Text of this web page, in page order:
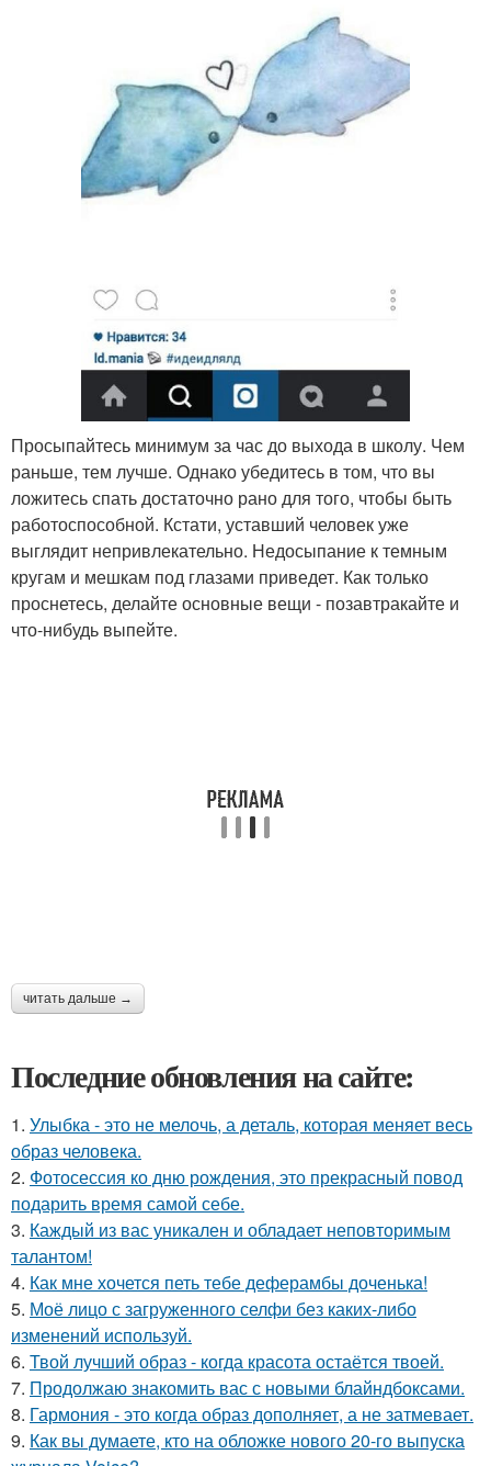
Просыпайтесь минимум за час до выхода в школу. Чем
раньше, тем лучше. Однако убедитесь в том, что вы
ложитесь спать достаточно рано для того, чтобы быть
работоспособной. Кстати, уставший человек уже
выглядит непривлекательно. Недосыпание к темным
кругам и мешкам под глазами приведет. Как только
проснетесь, делайте основные вещи - позавтракайте и
что-нибудь выпейте.
читать дальше →
Последние обновления на сайте:
1. Улыбка - это не мелочь, а деталь, которая меняет весь
образ человека.
2. Фотосессия ко дню рождения, это прекрасный повод
подарить время самой себе.
3. Каждый из вас уникален и обладает неповторимым
талантом!
4. Как мне хочется петь тебе деферамбы доченька!
5. Моё лицо с загруженного селфи без каких-либо
изменений используй.
6. Твой лучший образ - когда красота остаётся твоей.
7. Продолжаю знакомить вас с новыми блайндбоксами.
8. Гармония - это когда образ дополняет, а не затмевает.
9. Как вы думаете, кто на обложке нового 20-го выпуска